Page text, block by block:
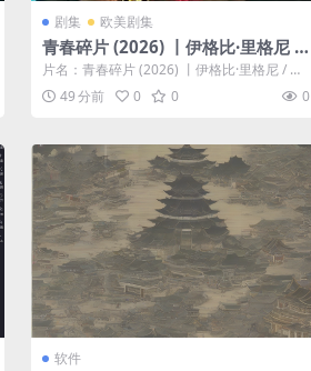
剧集 欧美剧集
青春碎片 (2026) 丨伊格比·里格尼 /
荷默·基尔主演丨剧情 / 悬疑丨美剧
丨又名: 纯真碎片
片名：青春碎片 (2026) 丨伊格比·里格尼 / 荷
默·基尔主演丨剧情 / 悬...
49 分前 0 0 0
软件